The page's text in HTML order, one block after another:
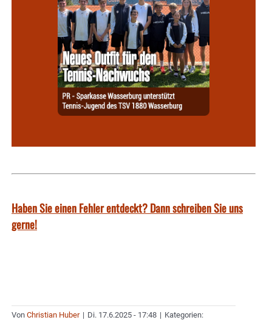
Haben Sie einen Fehler entdeckt? Dann schreiben Sie uns
gerne!
Von Christian Huber | Di. 17.6.2025 - 17:48 | Kategorien: